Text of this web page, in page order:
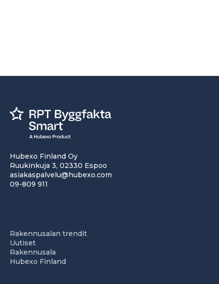
Hubexo Finland Oy
Ruukinkuja 3, 02330 Espoo
asiakaspalvelu@hubexo.com
09-809 911
Rakennusalan trendit
Uutiset
Rakennusala
Hubexo Finland